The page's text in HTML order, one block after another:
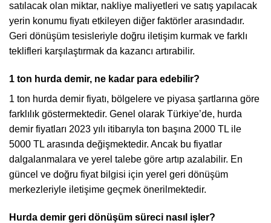
satılacak olan miktar, nakliye maliyetleri ve satış yapılacak
yerin konumu fiyatı etkileyen diğer faktörler arasındadır.
Geri dönüşüm tesisleriyle doğru iletişim kurmak ve farklı
teklifleri karşılaştırmak da kazancı artırabilir.
1 ton hurda demir, ne kadar para edebilir?
1 ton hurda demir fiyatı, bölgelere ve piyasa şartlarına göre
farklılık göstermektedir. Genel olarak Türkiye’de, hurda
demir fiyatları 2023 yılı itibarıyla ton başına 2000 TL ile
5000 TL arasında değişmektedir. Ancak bu fiyatlar
dalgalanmalara ve yerel talebe göre artıp azalabilir. En
güncel ve doğru fiyat bilgisi için yerel geri dönüşüm
merkezleriyle iletişime geçmek önerilmektedir.
Hurda demir geri dönüşüm süreci nasıl işler?